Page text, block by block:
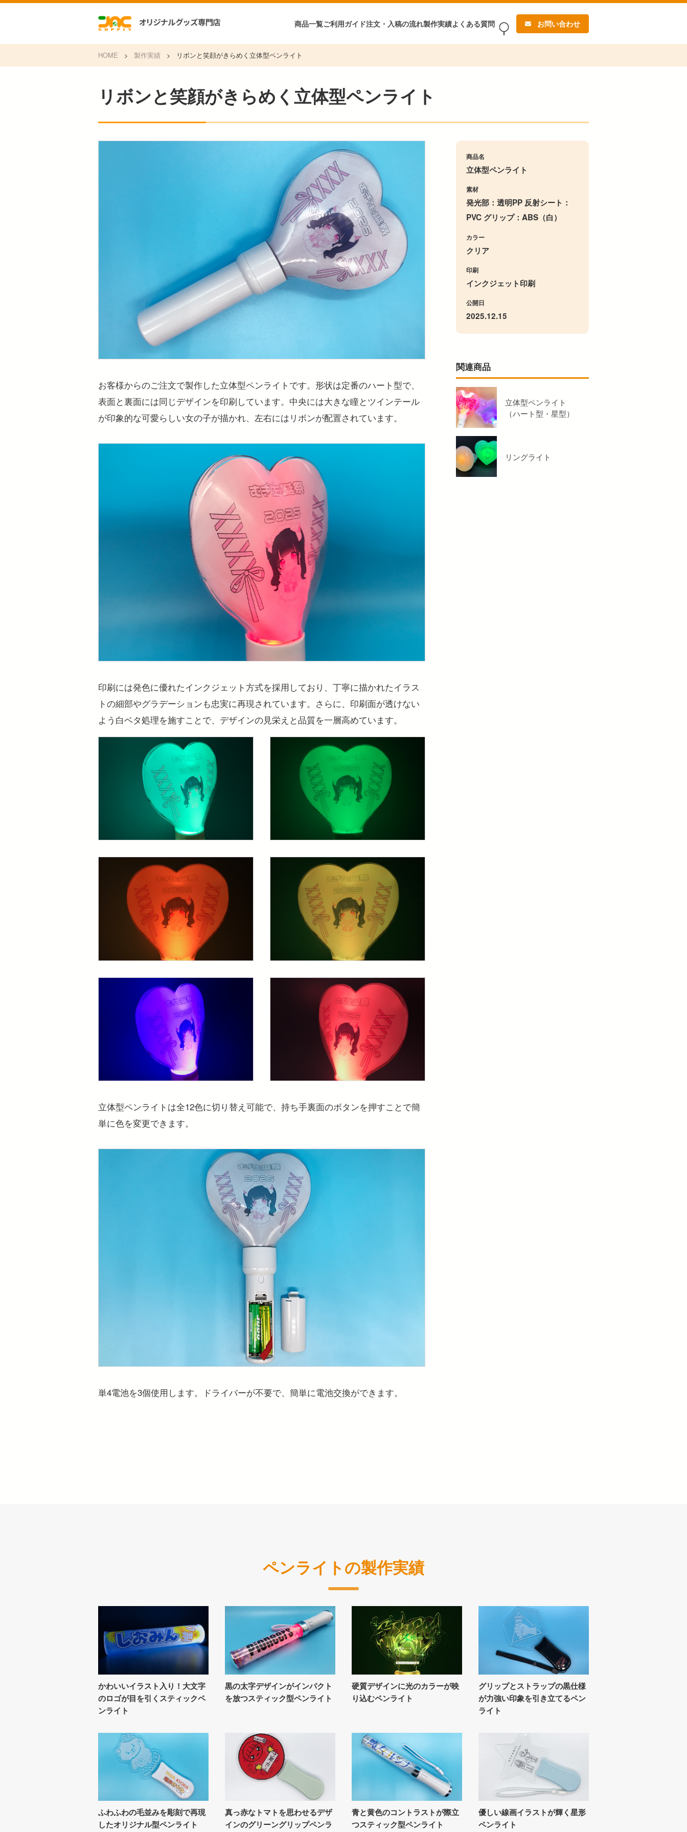
商品一覧ご利用ガイド注文・入稿の流れ製作実績よくある質問 お問い合わせ
HOME > 製作実績 > リボンと笑顔がきらめく立体型ペンライト
リボンと笑顔がきらめく立体型ペンライト
お客様からのご注文で製作した立体型ペンライトです。形状は定番のハート型で、
表面と裏面には同じデザインを印刷しています。中央には大きな瞳とツインテール
が印象的な可愛らしい女の子が描かれ、左右にはリボンが配置されています。
印刷には発色に優れたインクジェット方式を採用しており、丁寧に描かれたイラス
トの細部やグラデーションも忠実に再現されています。さらに、印刷面が透けない
よう白ベタ処理を施すことで、デザインの見栄えと品質を一層高めています。
立体型ペンライトは全12色に切り替え可能で、持ち手裏面のボタンを押すことで簡
単に色を変更できます。
単4電池を3個使用します。ドライバーが不要で、簡単に電池交換ができます。
商品名
立体型ペンライト
素材
発光部：透明PP 反射シート：
PVC グリップ：ABS（白）
カラー
クリア
印刷
インクジェット印刷
公開日
2025.12.15
関連商品
立体型ペンライト
（ハート型・星型）
リングライト
ペンライトの製作実績
かわいいイラスト入り！大文字
のロゴが目を引くスティックペ
ンライト
黒の太字デザインがインパクト
を放つスティック型ペンライト
硬質デザインに光のカラーが映
り込むペンライト
グリップとストラップの黒仕様
が力強い印象を引き立てるペン
ライト
ふわふわの毛並みを彫刻で再現
したオリジナル型ペンライト
真っ赤なトマトを思わせるデザ
インのグリーングリップペンラ
青と黄色のコントラストが際立
つスティック型ペンライト
優しい線画イラストが輝く星形
ペンライト